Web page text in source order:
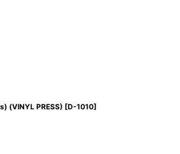
(VINYL PRESS) [D-1010]